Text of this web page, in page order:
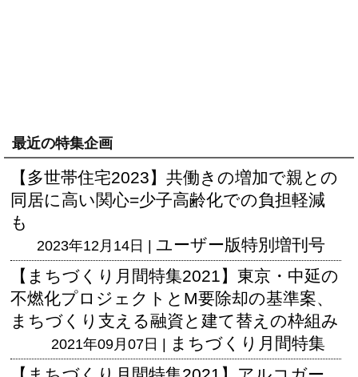
最近の特集企画
【多世帯住宅2023】共働きの増加で親との
同居に高い関心=少子高齢化での負担軽減
も
2023年12月14日 | ユーザー版特別増刊号
【まちづくり月間特集2021】東京・中延の
不燃化プロジェクトとM要除却の基準案、
まちづくり支える融資と建て替えの枠組み
2021年09月07日 | まちづくり月間特集